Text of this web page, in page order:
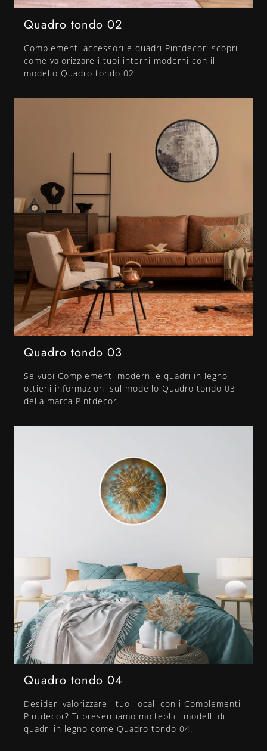
Quadro tondo 02
Complementi accessori e quadri Pintdecor: scopri
come valorizzare i tuoi interni moderni con il
modello Quadro tondo 02.
Quadro tondo 03
Se vuoi Complementi moderni e quadri in legno
ottieni informazioni sul modello Quadro tondo 03
della marca Pintdecor.
Quadro tondo 04
Desideri valorizzare i tuoi locali con i Complementi
Pintdecor? Ti presentiamo molteplici modelli di
quadri in legno come Quadro tondo 04.